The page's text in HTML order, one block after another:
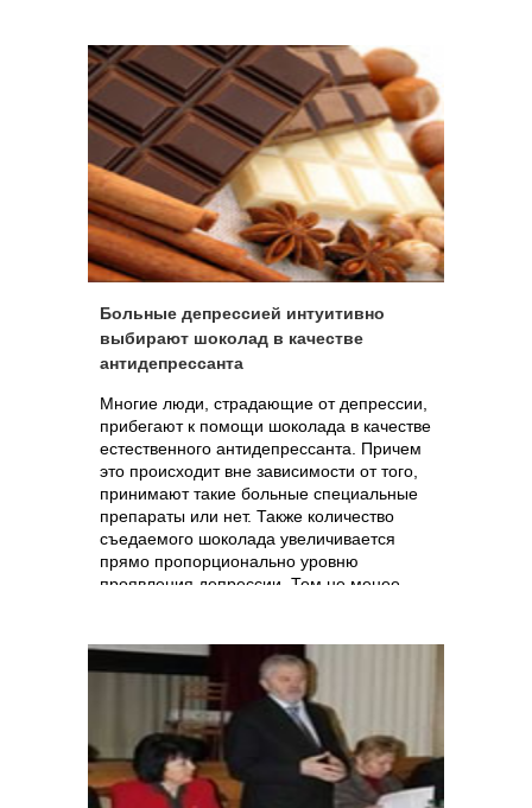
Больные депрессией интуитивно
выбирают шоколад в качестве
антидепрессанта
Многие люди, страдающие от депрессии,
прибегают к помощи шоколада в качестве
естественного антидепрессанта. Причем
это происходит вне зависимости от того,
принимают такие больные специальные
препараты или нет. Также количество
съедаемого шоколада увеличивается
прямо пропорционально уровню
проявления депрессии. Тем не менее,
снижать проявления депрессии.